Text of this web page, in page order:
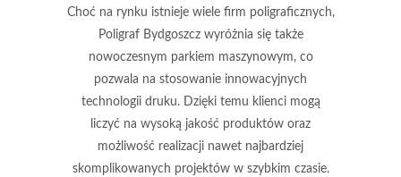
Choć na rynku istnieje wiele firm poligraficznych,
Poligraf Bydgoszcz wyróżnia się także
nowoczesnym parkiem maszynowym, co
pozwala na stosowanie innowacyjnych
technologii druku. Dzięki temu klienci mogą
liczyć na wysoką jakość produktów oraz
możliwość realizacji nawet najbardziej
skomplikowanych projektów w szybkim czasie.